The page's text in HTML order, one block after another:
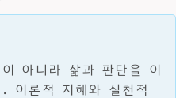
아니라 삶과 판단을 이
이론적 지혜와 실천적